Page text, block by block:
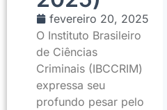
fevereiro 20, 2025
O Instituto Brasileiro
de Ciências
Criminais (IBCCRIM)
expressa seu
profundo pesar pelo